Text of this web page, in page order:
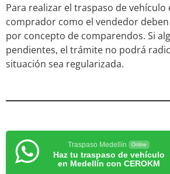
Para realizar el traspaso de vehículo
comprador como el vendedor deben
por concepto de comparendos. Si
pendientes, el trámite no podrá
situación sea regularizada.
Traspaso Medellín Online
Haz tu traspaso de vehículo
en Medellín con CEROKM